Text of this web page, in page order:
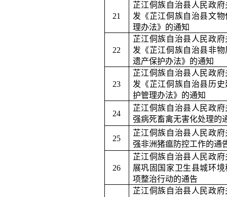
21
芷江侗族自治县人民政府
发《芷江侗族自治县文物
理办法》的通知
22
芷江侗族自治县人民政府
发《芷江侗族自治县非物
遗产保护办法》的通知
23
芷江侗族自治县人民政府
发《芷江侗族自治县历史
护管理办法》的通知
24
芷江侗族自治县人民政府
强病死畜禽无害化处理的
25
芷江侗族自治县人民政府
强非洲猪瘟防控工作的通
26
芷江侗族自治县人民政府
展巩固国家卫生县城环境
项整治行动的通告
芷江侗族自治县人民政府